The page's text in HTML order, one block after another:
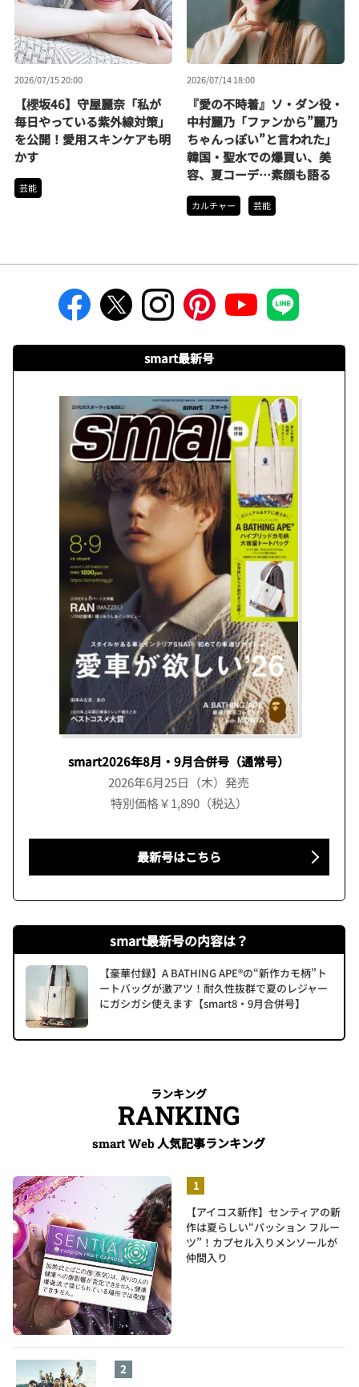
2026/07/15 20:00
【櫻坂46】守屋麗奈「私が
毎日やっている紫外線対策」
を公開！愛用スキンケアも明
かす
芸能
2026/07/14 18:00
『愛の不時着』ソ・ダン役・
中村麗乃「ファンから”麗乃
ちゃんっぽい”と言われた」
韓国・聖水での爆買い、美
容、夏コーデ…素顔も語る
カルチャー 芸能
smart最新号
smart2026年8月・9月合併号（通常号）
2026年6月25日（木）発売
特別価格￥1,890（税込）
最新号はこちら
smart最新号の内容は？
【豪華付録】A BATHING APE®の“新作カモ柄”ト
ートバッグが激アツ！耐久性抜群で夏のレジャー
にガシガシ使えます【smart8・9月合併号】
ランキング
RANKING
smart Web 人気記事ランキング
【アイコス新作】センティアの新
作は夏らしい“パッション フルー
ツ”！カプセル入りメンソールが
仲間入り